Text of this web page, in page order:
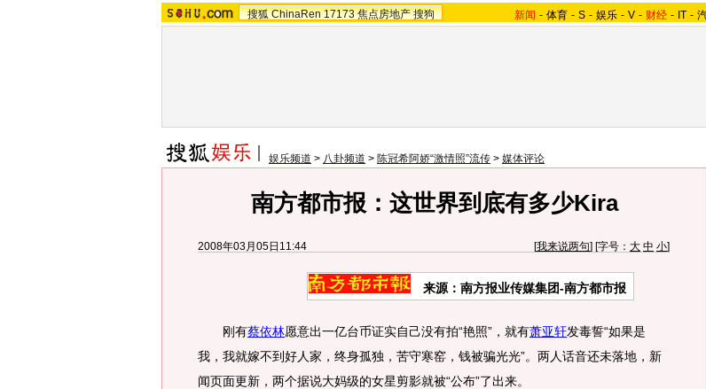
搜狐 ChinaRen 17173 焦点房地产 搜狗 新闻 - 体育 - S - 娱乐 - V - 财经 - IT -
娱乐频道 > 八卦频道 > 陈冠希阿娇“激情照”流传 > 媒体评论
南方都市报：这世界到底有多少Kira
2008年03月05日11:44 [我来说两句] [字号： 大 中 小]
来源：南方报业传媒集团-南方都市报
刚有蔡依林愿意出一亿台币证实自己没有拍“艳照”，就有萧亚轩发毒誓“如果是
我，我就嫁不到好人家，终身孤独，苦守寒窑，钱被骗光光”。两人话音还未落地，新
闻页面更新，两个据说大妈级的女星剪影就被“公布”了出来。